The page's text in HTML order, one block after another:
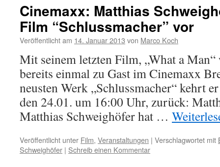
Cinemaxx: Matthias
Film “Schlussmacher” vor
Veröffentlicht am 14. Januar 2013 von Marco Koch
Mit seinem letzten Film, „What a
bereits einmal zu Gast im Cinemaxx
neusten Werk „Schlussmacher“ kehrt
den 24.01. um 16:00 Uhr, zurück:
Matthias Schweighöfer hat …
Veröffentlicht unter Film, Veranstaltungen | Verschlagwortet mit
Schweighöfer | Schreib einen Kommentar